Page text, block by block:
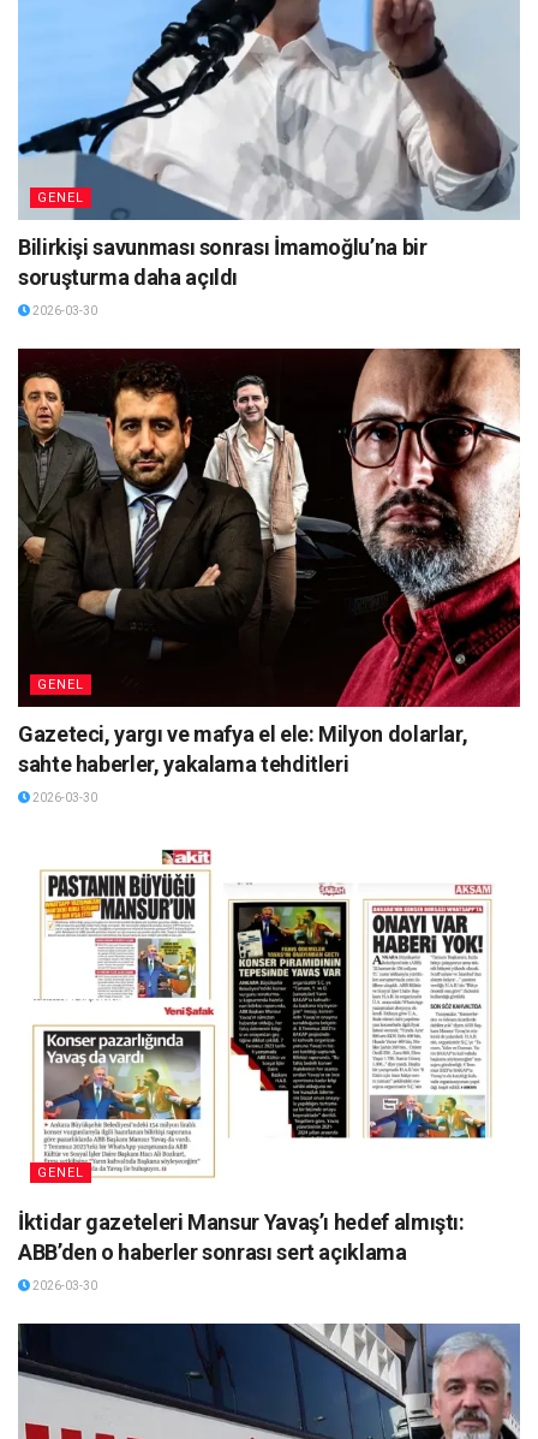
GENEL
Bilirkişi savunması sonrası İmamoğlu’na bir
soruşturma daha açıldı
2026-03-30
GENEL
Gazeteci, yargı ve mafya el ele: Milyon dolarlar,
sahte haberler, yakalama tehditleri
2026-03-30
GENEL
İktidar gazeteleri Mansur Yavaş’ı hedef almıştı:
ABB’den o haberler sonrası sert açıklama
2026-03-30